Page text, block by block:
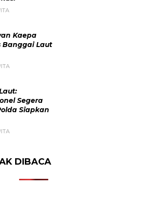
Kaepa
Banggai Laut
Segera
Siapkan
DIBACA